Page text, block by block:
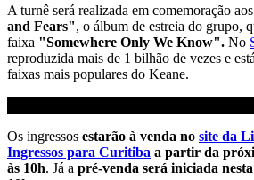
A turnê será realizada em comemoração aos
and Fears", o álbum de estreia do grupo,
faixa "Somewhere Only We Know". No
reproduzida mais de 1 bilhão de vezes e
faixas mais populares do Keane.
Os ingressos estarão à venda no site da
Ingressos para Curitiba a partir da
às 10h. Já a pré-venda será iniciada